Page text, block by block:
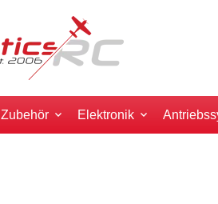
Zubehör Elektronik